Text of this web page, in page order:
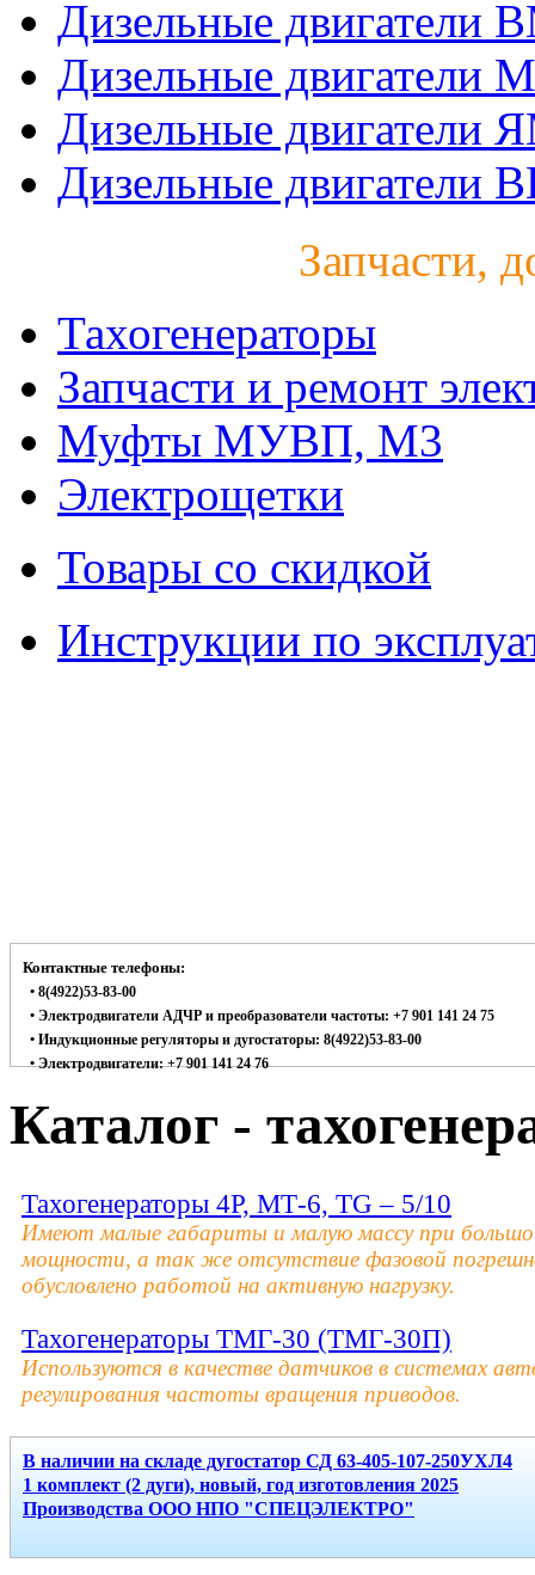
Дизельные двигатели
Дизельные двигатели
Дизельные двигатели
Дизельные двигатели
Запчасти,
Тахогенераторы
Запчасти и ремонт
Муфты МУВП, М3
Электрощетки
Товары со скидкой
Инструкции по
Контактные телефоны:
• 8(4922)53-83-00
• Электродвигатели АДЧР и преобразователи частоты: +7 901 141 24 75
• Индукционные регуляторы и дугостаторы: 8(4922)53-83-00
• Электродвигатели: +7 901 141 24 76
Каталог -
Тахогенераторы 4Р, МТ-6, TG – 5/10
Имеют малые габариты и малую массу при
мощности, а так же отсутствие фазовой
обусловлено работой на активную нагрузку.
Тахогенераторы ТМГ-30 (ТМГ-30П)
Используются в качестве датчиков в системах
регулирования частоты вращения приводов.
В наличии на складе дугостатор СД 63-405-107-250УХЛ4
1 комплект (2 дуги), новый, год изготовления 2025
Производства ООО НПО "СПЕЦЭЛЕКТРО"